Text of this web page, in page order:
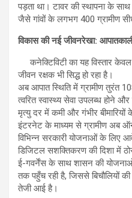
पड़ता था। टावर की स्थापना के
जैसे गांवों के लगभग 400 ग्रामीण सीधे
विकास की नई जीवनरेखा:
कनेक्टिविटी का यह विस्तार केवल
जीवन रक्षक भी सिद्ध हो रहा है।
अब आपात स्थिति में ग्रामीण तुरंत
त्वरित स्वास्थ्य सेवा उपलब्ध होने
मृत्यु दर में कमी और गंभीर
इंटरनेट के माध्यम से ग्रामीण अब
विभिन्न सरकारी योजनाओं के लिए
डिजिटल सशक्तिकरण की दिशा में
ई-गवर्नेंस के साथ शासन की योजनाओं
तक पहुँच रही है, जिससे बिचौलियों
तेजी आई है।